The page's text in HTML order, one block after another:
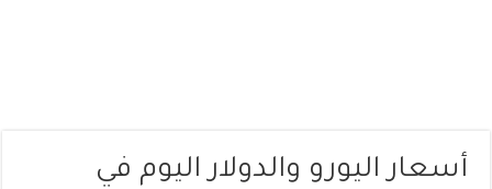
أسعار اليورو والدولار اليوم في